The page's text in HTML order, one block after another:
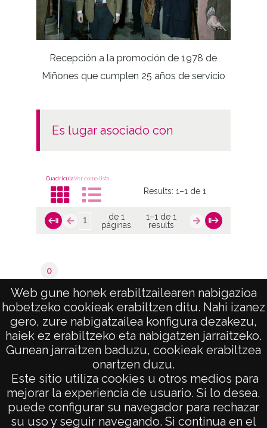
Web gune honek erabiltzailearen nabigazioa
hobetzeko cookieak erabiltzen ditu. Nahi izanez
gero, zure nabigatzailea konfigura dezakezu,
haiek ez erabiltzeko eta nabigatzen jarraitzeko.
Gunean jarraitzen baduzu, cookieak erabiltzea
onartzen duzu.
Este sitio utiliza cookies u otros medios para
mejorar la experiencia de usuario. Si lo desea,
puede configurar su navegador para rechazar
su uso y seguir navegando. Si continua en el
Recepción a la promoción de 1978 de
Miñones que cumplen 25 años de servicio
es lugar asociado con
CuadrículaVer como lista
Results:1–1 de 1
de 1
páginas
1–1 de 1
results
0
de 1
páginas
1–1 de 1
results
AVISO LEGAL
POLÍTICA DE PRIVACIDAD
ACCESIBILIDAD
ATENCIÓN CIUDADANA